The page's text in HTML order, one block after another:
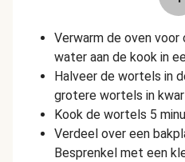
Verwarm de oven voor
water aan de kook in
Halveer de wortels in
grotere wortels in
Kook de wortels 5
Verdeel over een
Besprenkel met een